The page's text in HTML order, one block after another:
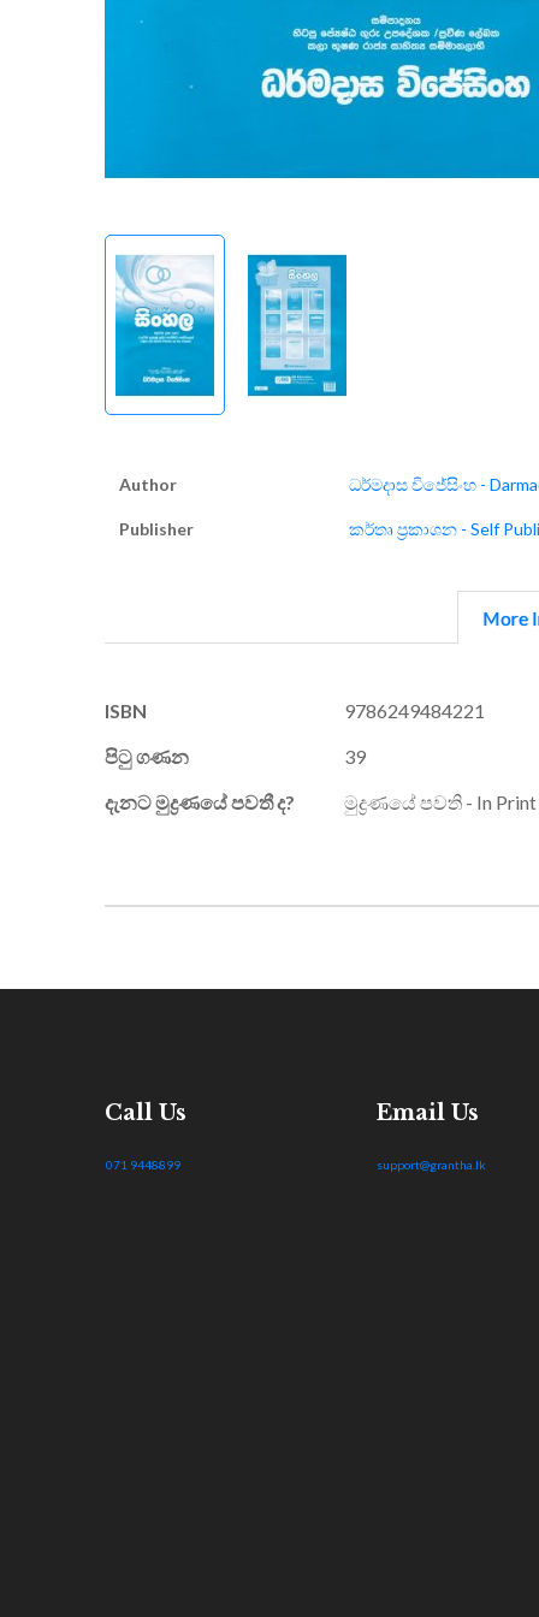
Author ධර්මදාස විජේසිංහ -
Publisher කර්තෘ ප්‍රකාශන - Self
More
More
ISBN
9786249484221
පිටු ගණන
39
දැනට මුද්‍රණයේ පවතී ද?
මුද්‍රණයේ පවති - In Print
Call Us
071 9448899
Email Us
support@grantha.lk